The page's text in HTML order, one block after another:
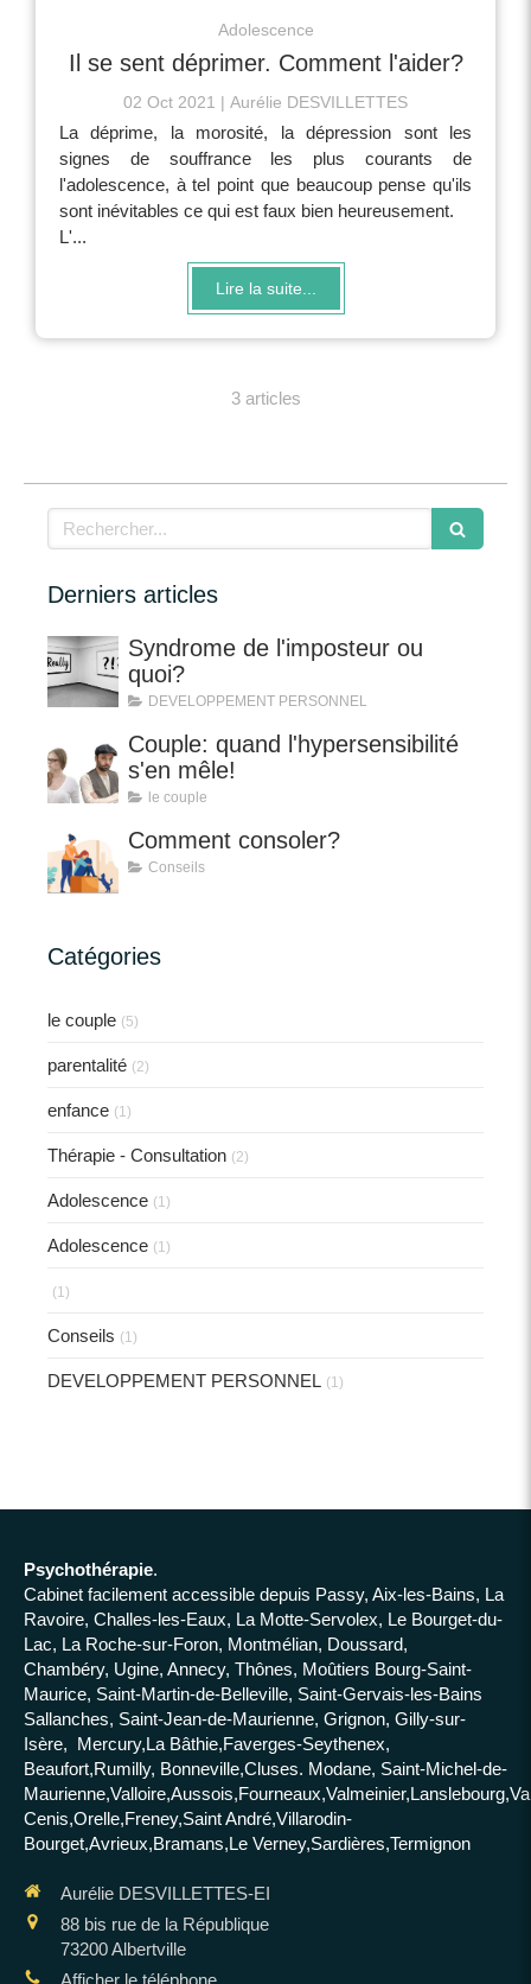
Adolescence
Il se sent déprimer. Comment l'aider?
02 Oct 2021 Aurélie DESVILLETTES
La déprime, la morosité, la dépression sont les
signes de souffrance les plus courants de
l'adolescence, à tel point que beaucoup pense qu'ils
sont inévitables ce qui est faux bien heureusement.
L'...
Lire la suite...
3 articles
Rechercher
Derniers articles
Syndrome de l'imposteur ou
quoi?
DEVELOPPEMENT PERSONNEL
Couple: quand l'hypersensibilité
s'en mêle!
le couple
Comment consoler?
Conseils
Catégories
le couple (5)
parentalité (2)
enfance (1)
Thérapie - Consultation (2)
Adolescence (1)
Adolescence (1)
(1)
Conseils (1)
DEVELOPPEMENT PERSONNEL (1)
Psychothérapie.
Cabinet facilement accessible depuis Passy, Aix-les-Bains, La
Ravoire, Challes-les-Eaux, La Motte-Servolex, Le Bourget-du-
Lac, La Roche-sur-Foron, Montmélian, Doussard,
Chambéry, Ugine, Annecy, Thônes, Moûtiers Bourg-Saint-
Maurice, Saint-Martin-de-Belleville, Saint-Gervais-les-Bains
Sallanches, Saint-Jean-de-Maurienne, Grignon, Gilly-sur-
Isère, Mercury,La Bâthie,Faverges-Seythenex,
Beaufort,Rumilly, Bonneville,Cluses. Modane, Saint-Michel-de-
Cenis,Orelle,Freney,Saint André,Villarodin-
Bourget,Avrieux,Bramans,Le Verney,Sardières,Termignon
Aurélie DESVILLETTES-EI
88 bis rue de la République
73200Albertville
Afficher le téléphone